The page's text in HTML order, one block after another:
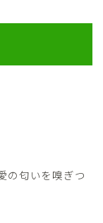
の匂いを嗅ぎつ